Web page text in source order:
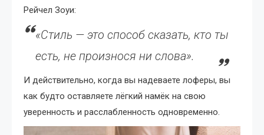
Рейчел Зоуи:
«Стиль — это способ сказать, кто ты
есть, не произнося ни слова».
И действительно, когда вы надеваете лоферы, вы
как будто оставляете лёгкий намёк на свою
уверенность и расслабленность одновременно.